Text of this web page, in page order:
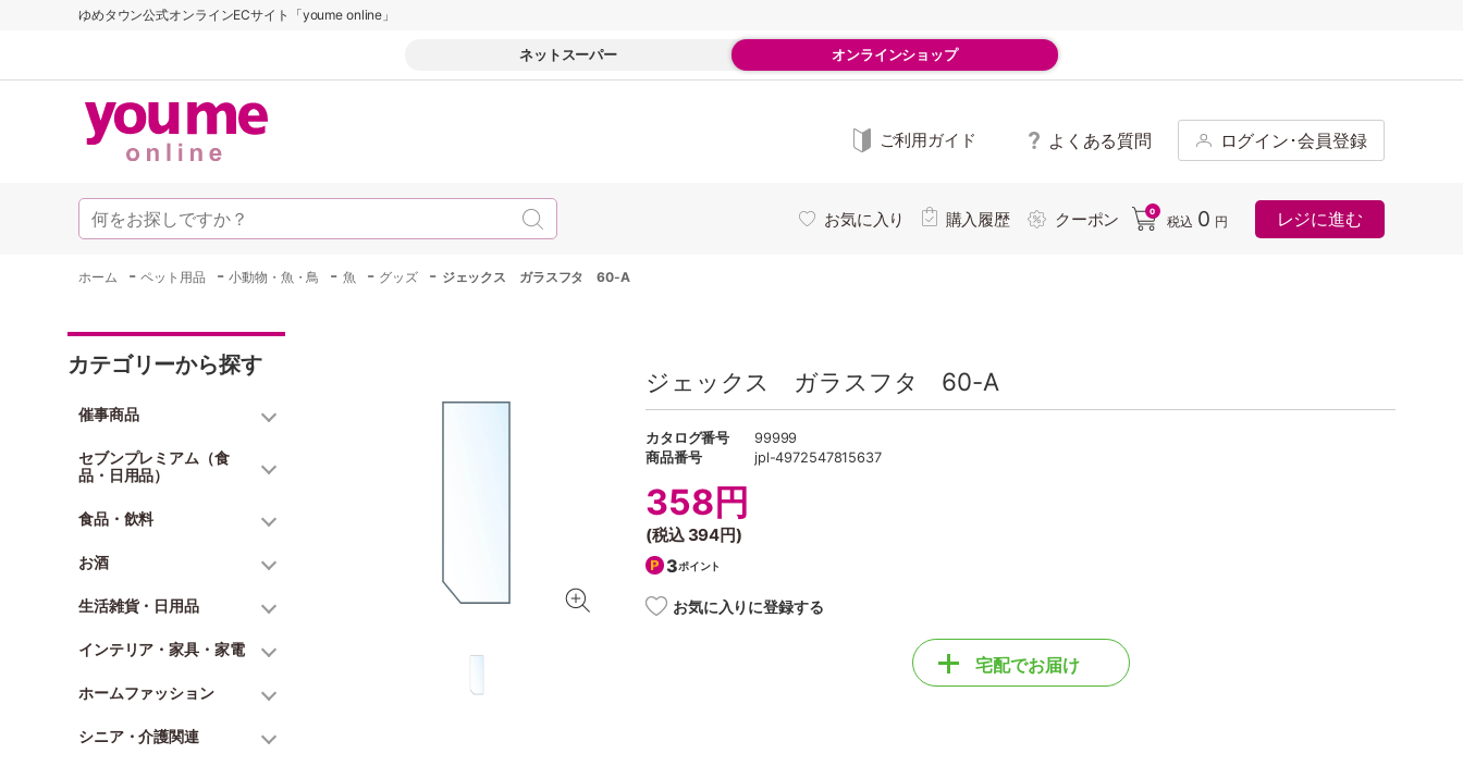
ゆめタウン公式オンラインECサイト「youme online」
ネットスーパー オンラインショップ
ご利用ガイド よくある質問 ログイン･会員登録
お気に入り 購入履歴 クーポン 0
税込 0 円 レジに進む
ホーム -ペット用品 -小動物・魚・鳥 - 魚 - グッズ - ジェックス ガラスフタ 60-A
カテゴリーから探す
催事商品
セブンプレミアム（食
品・日用品）
食品・飲料
お酒
生活雑貨・日用品
インテリア・家具・家電
ホームファッション
シニア・介護関連
ジェックス ガラスフタ 60-A
カタログ番号
99999
商品番号
jpl-4972547815637
358円
(税込 394円)
3ポイント
お気に入りに登録する
宅配でお届け